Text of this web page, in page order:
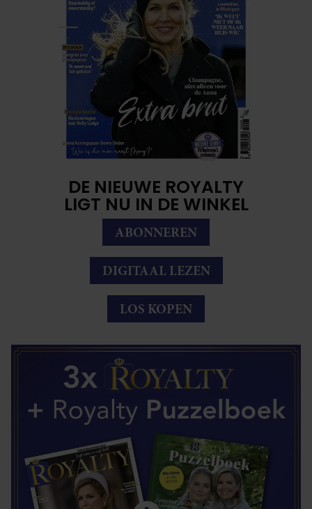
DE NIEUWE ROYALTY
LIGT NU IN DE WINKEL
ABONNEREN
DIGITAAL LEZEN
LOS KOPEN